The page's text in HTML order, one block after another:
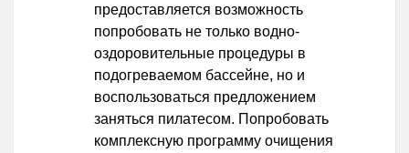
предоставляется возможность
попробовать не только водно-
оздоровительные процедуры в
подогреваемом бассейне, но и
воспользоваться предложением
заняться пилатесом. Попробовать
комплексную программу очищения